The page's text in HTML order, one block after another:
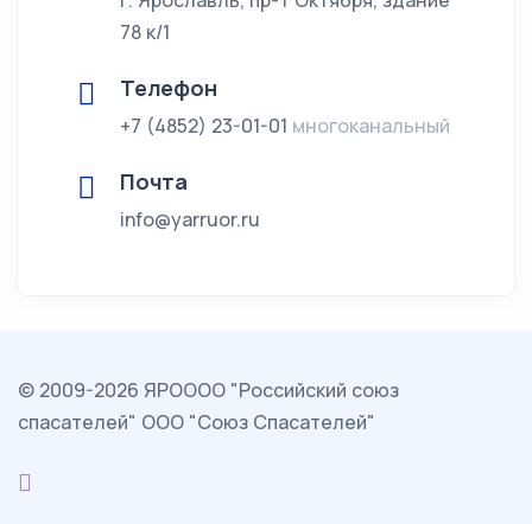
78 к/1
Телефон
+7 (4852) 23-01-01 многоканальный
Почта
info@yarruor.ru
© 2009-2026 ЯРОООО "Российский союз
спасателей" ООО "Союз Спасателей"